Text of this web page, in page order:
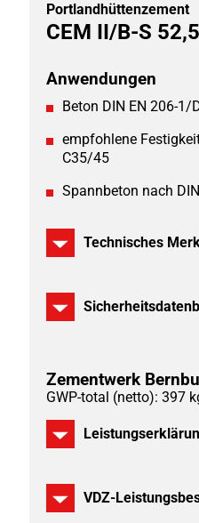
Portlandhüttenzement
CEM II/B-S
Anwendungen
Beton DIN EN 206-1/
empfohlene
C35/45
Spannbeton nach
Technisches
Zementwerk
GWP-total (netto): 397
VDZ-